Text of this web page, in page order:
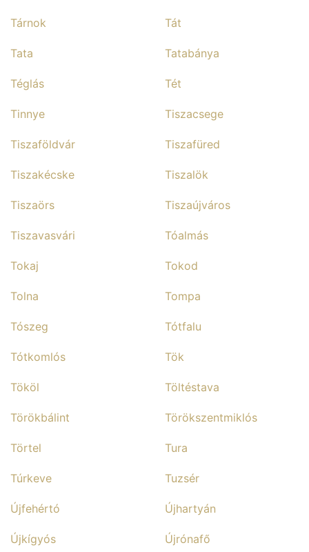
Tárnok Tát
Tata Tatabánya
Téglás Tét
Tinnye Tiszacsege
Tiszaföldvár Tiszafüred
Tiszakécske Tiszalök
Tiszaörs Tiszaújváros
Tiszavasvári Tóalmás
Tokaj Tokod
Tolna Tompa
Tószeg Tótfalu
Tótkomlós Tök
Tököl Töltéstava
Törökbálint Törökszentmiklós
Törtel Tura
Túrkeve Tuzsér
Újfehértó Újhartyán
Újkígyós Újrónafő